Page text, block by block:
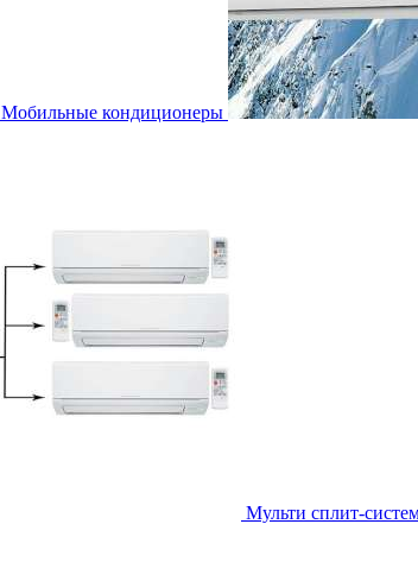
Мобильные кондиционеры
Мульти сплит-